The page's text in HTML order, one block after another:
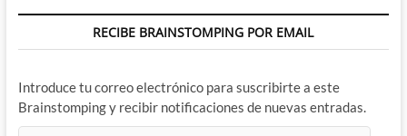
RECIBE BRAINSTOMPING POR EMAIL
Introduce tu correo electrónico para suscribirte a este
Brainstomping y recibir notificaciones de nuevas entradas.